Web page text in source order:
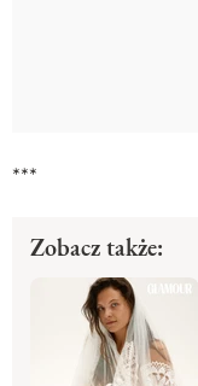
***
Zobacz także: